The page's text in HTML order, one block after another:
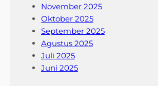
November 2025
Oktober 2025
September 2025
Agustus 2025
Juli 2025
Juni 2025